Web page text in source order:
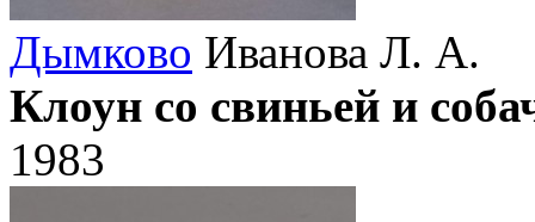
Дымково Иванова Л. А.
Клоун со свиньей и
1983